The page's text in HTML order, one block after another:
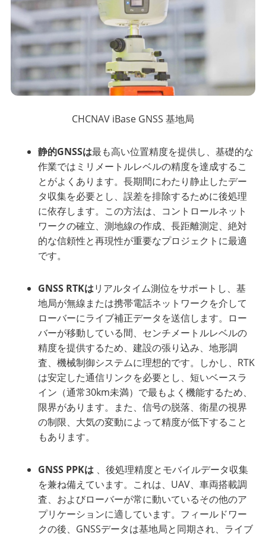
CHCNAV iBase GNSS 基地局
静的GNSSは最も高い位置精度を提供し、基礎的な
作業ではミリメートルレベルの精度を達成するこ
とがよくあります。長期間にわたり静止したデー
タ収集を必要とし、誤差を排除するために後処理
に依存します。この方法は、コントロールネット
ワークの確立、測地線の作成、長距離測定、絶対
的な信頼性と再現性が重要なプロジェクトに最適
です。
GNSS RTKはリアルタイム測位をサポートし、基
地局が無線または携帯電話ネットワークを介して
ローバーにライブ補正データを送信します。ロー
バーが移動している間、センチメートルレベルの
精度を提供するため、建設の張り込み、地形調
査、機械制御システムに理想的です。しかし、RTK
は安定した通信リンクを必要とし、短いベースラ
イン（通常30km未満）で最もよく機能するため、
限界があります。また、信号の脱落、衛星の視界
の制限、大気の変動によって精度が低下すること
もあります。
GNSS PPKは 、後処理精度とモバイルデータ収集
を兼ね備えています。これは、UAV、車両搭載調
査、およびローバーが常に動いているその他のア
プリケーションに適しています。フィールドワー
クの後、GNSSデータは基地局と同期され、ライブ